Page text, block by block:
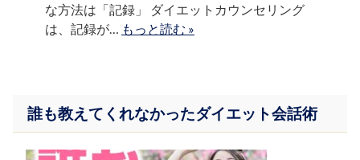
な方法は「記録」 ダイエットカウンセリング
は、記録が… もっと読む »
誰も教えてくれなかったダイエット会話術